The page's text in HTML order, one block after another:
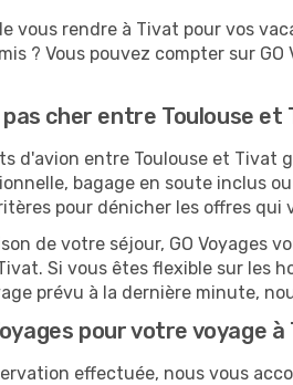
vous rendre à Tivat pour vos
? Vous pouvez compter sur
cher entre Toulouse et
d'avion entre Toulouse et Tivat
bagage en soute inclus
pour dénicher les offres
de votre séjour, GO Voyages
Si vous êtes flexible sur les
prévu à la dernière minute,
pour votre voyage
effectuée, nous vous